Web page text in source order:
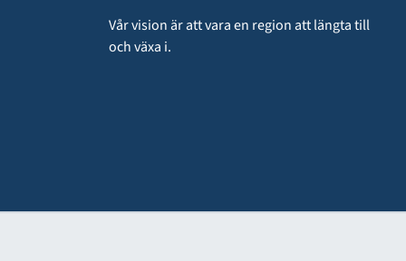
Vår vision är att vara en region att längta till
och växa i.